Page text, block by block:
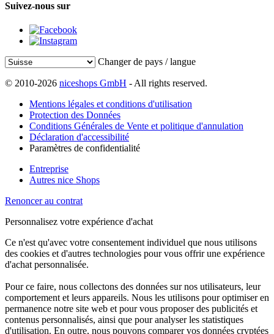
Suivez-nous sur
Changer de pays / langue
© 2010-2026 niceshops GmbH - All rights reserved.
Mentions légales et conditions d'utilisation
Protection des Données
Conditions Générales de Vente et politique d'annulation
Déclaration d'accessibilité
Paramètres de confidentialité
Entreprise
Autres nice Shops
Renoncer au contrat
Personnalisez votre expérience d'achat
Ce n'est qu'avec votre consentement individuel que nous utilisons
des cookies et d'autres technologies pour vous offrir une expérience
d'achat personnalisée.
Pour ce faire, nous collectons des données sur nos utilisateurs, leur
comportement et leurs appareils. Nous les utilisons pour optimiser en
permanence notre site web et pour vous proposer des publicités et
contenus personnalisés, ainsi que pour analyser les statistiques
d'utilisation. En outre, nous pouvons comparer vos données cryptées